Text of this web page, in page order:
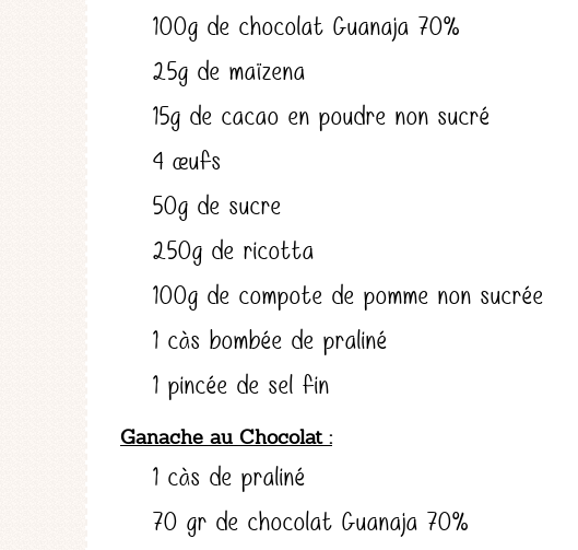
100g de chocolat Guanaja 70%
25g de maïzena
15g de cacao en poudre non sucré
4 œufs
50g de sucre
250g de ricotta
100g de compote de pomme non sucrée
1 càs bombée de praliné
1 pincée de sel fin
Ganache au Chocolat
1 càs de praliné
70 gr de chocolat Guanaja 70%